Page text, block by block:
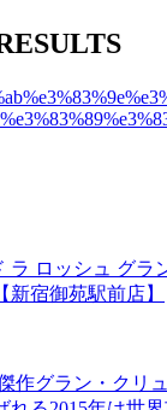
ラ ロッシュ グラ
宿御苑駅前店】
作グラン・クリ